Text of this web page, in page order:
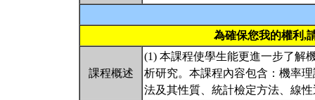
為確保您我的權利,
課程概述
(1) 本課程使學生能更進一步了解
析研究。本課程內容包含：機率
法及其性質、統計檢定方法、線